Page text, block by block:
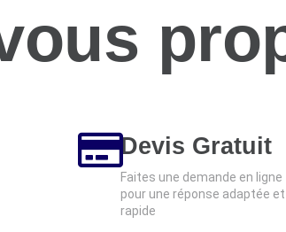
Devis Gratuit
Faites une demande en ligne
pour une réponse adaptée et
rapide